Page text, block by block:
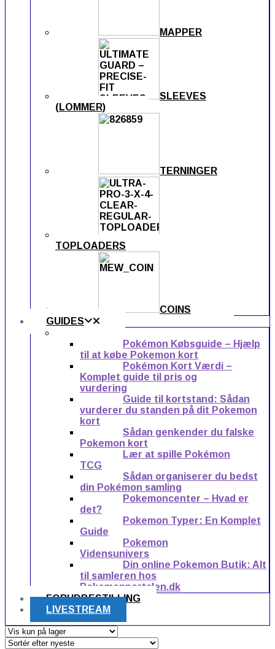
MAPPER
SLEEVES
(LOMMER)
TERNINGER
TOPLOADERS
COINS
GUIDES
Pokémon Købsguide – Hjælp
til at købe Pokemon kort
Pokémon Kort Værdi –
Komplet guide til pris og
vurdering
Guide til kortstand: Sådan
vurderer du standen på dit Pokemon
kort
Sådan genkender du falske
Pokemon kort
Lær at spille Pokémon
TCG
Sådan organiserer du bedst
din Pokémon samling
Pokemoncenter – Hvad er
det?
Pokemon Typer: En Komplet
Guide
Pokemon
Vidensunivers
Din online Pokemon Butik: Alt
til samleren hos
Pokemonportalen.dk
FORUDBESTILLING
LIVESTREAM